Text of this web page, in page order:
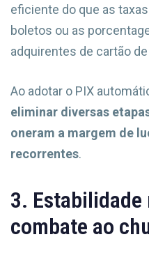
eficiente do que as
boletos ou as
adquirentes de cartão
Ao adotar o PIX
eliminar diversas
oneram a margem de
recorrentes.
3.
combate ao